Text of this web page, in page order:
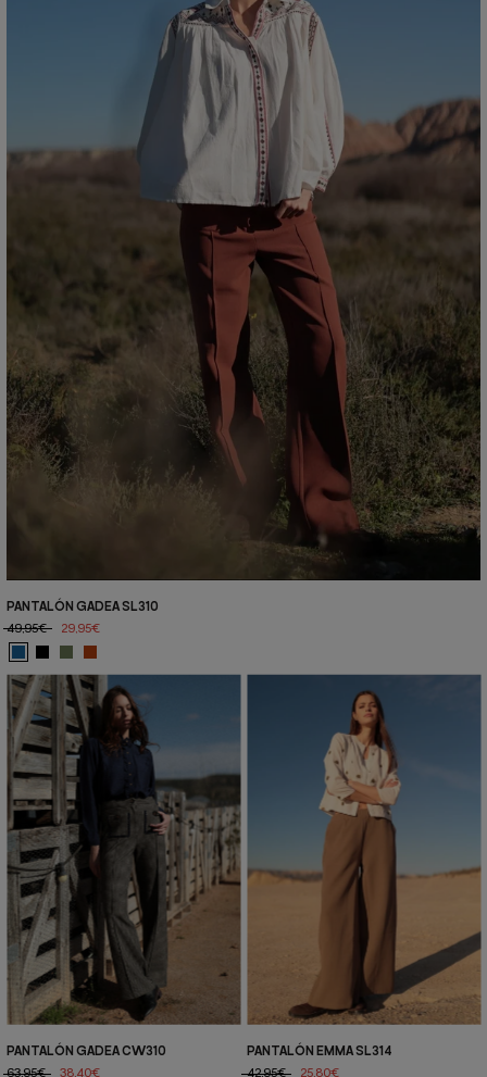
PANTALÓN GADEA SL310
49,95€
29,95€
PANTALÓN GADEA CW310
PANTALÓN EMMA SL314